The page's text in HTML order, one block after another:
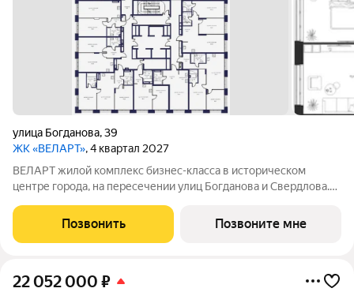
улица Богданова,39
ЖК «ВЕЛАРТ», 4 квартал 2027
ВЕЛАРТ жилой комплекс бизнес-класса в историческом
центре города, на пересечении улиц Богданова и Свердлова.
своей архитектурой Клинкерная плитка и композитные панели
Позвонить Позвоните мне
22 052 000 ₽